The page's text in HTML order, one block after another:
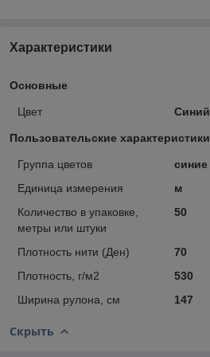
Характеристики
Основные
Цвет Синий
Пользовательские характеристики
Группа цветов
синие
Единица измерения
м
Количество в упаковке,
метры или штуки
50
Плотность нити (Ден)
70
Плотность, г/м2
530
Ширина рулона, см
147
Скрыть